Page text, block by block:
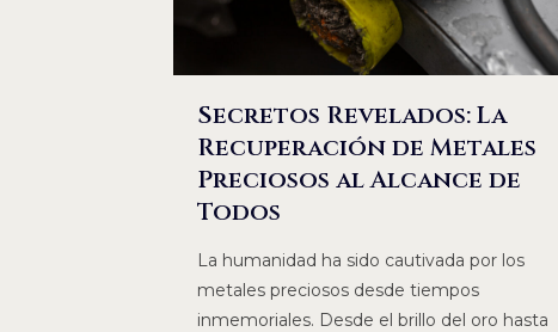
Secretos Revelados: La
Recuperación de Metales
Preciosos al Alcance de
Todos
La humanidad ha sido cautivada por los
metales preciosos desde tiempos
inmemoriales. Desde el brillo del oro hasta